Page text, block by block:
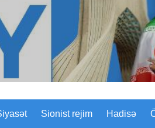
Sionist rejim Hadisə